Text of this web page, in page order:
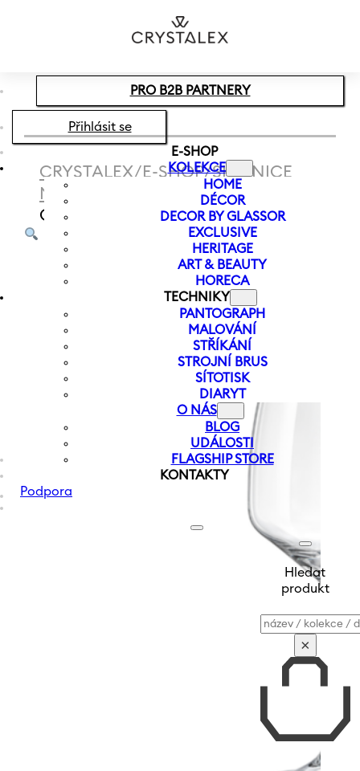
Přeskočit na zápatí
PRO B2B PARTNERY
Přihlásit se
E-SHOP
KOLEKCE
HOME
DÉCOR
DECOR BY GLASSOR
EXCLUSIVE
HERITAGE
ART & BEAUTY
HORECA
TECHNIKY
PANTOGRAPH
MALOVÁNÍ
STŘÍKÁNÍ
STROJNÍ BRUS
SÍTOTISK
DIARYT
O NÁS
BLOG
UDÁLOSTI
FLAGSHIP STORE
KONTAKTY
Podpora
Hledat
produkt
Vyhledávání
×
CRYSTALEX/ E-SHOP/SKLENICE
NA VÍNO
SKLENICE NA VÍNO
GISELLE 340 ML